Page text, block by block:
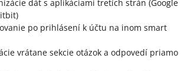
dát s aplikáciami tretích strán (Google
po prihlásení k účtu na inom smart
vrátane sekcie otázok a odpovedí priamo